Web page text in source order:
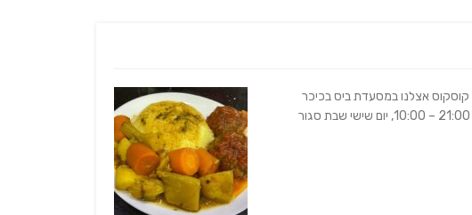
קוסקוס אצלנו במסעדת ביס בכיכר